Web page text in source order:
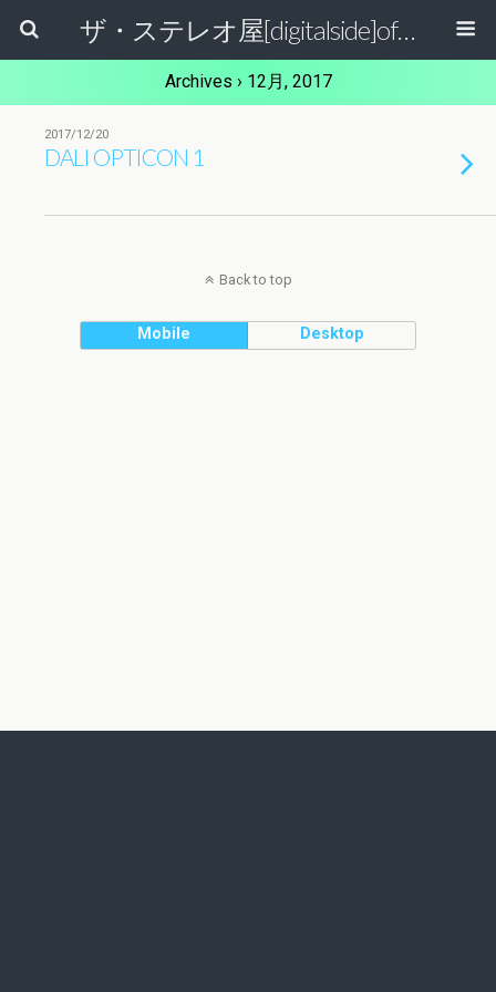
ザ・ステレオ屋[digitalside]official blog.
Archives › 12月, 2017
2017/12/20
DALI OPTICON 1
Back to top
Mobile Desktop